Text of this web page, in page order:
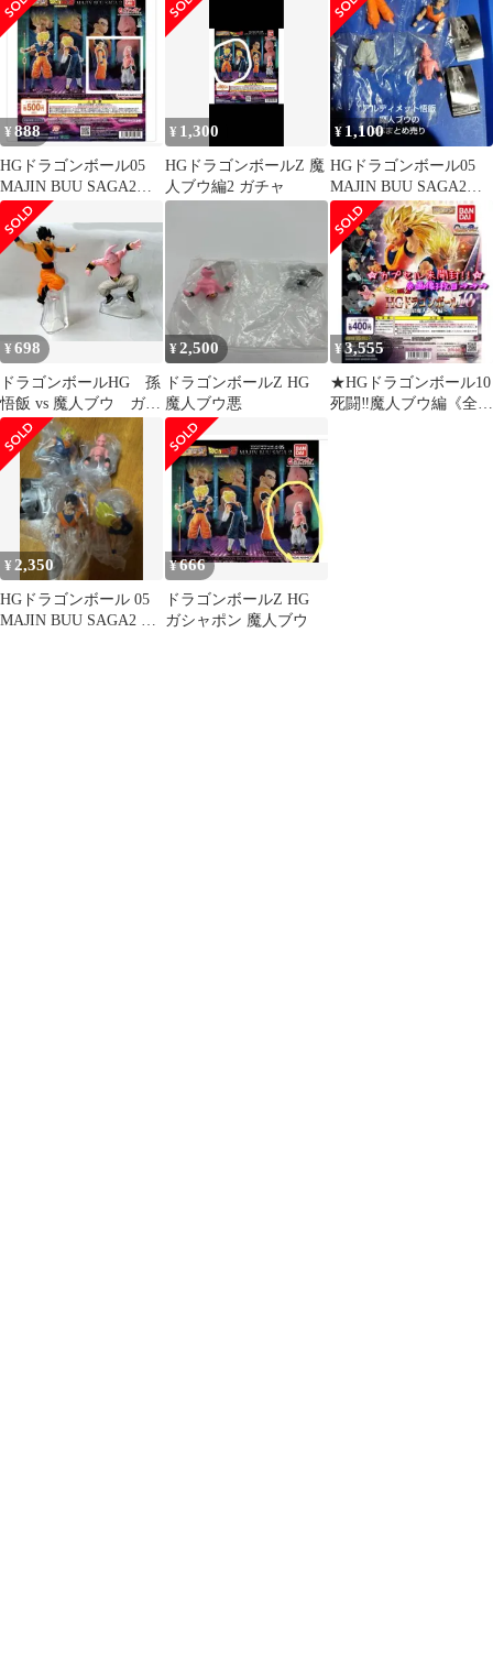
ギュア
¥ 888
HGドラゴンボール05
MAJIN BUU SAGA2ア
ルティメット悟飯魔人
ブウ
¥ 1,300
HGドラゴンボールZ 魔
人ブウ編2 ガチャ
¥ 1,100
HGドラゴンボール05
MAJIN BUU SAGA2ア
ルティメット悟飯魔人
ブウ
¥698
ドラゴンボールHG 孫
悟飯 vs 魔人ブウ ガシ
ャポン フィギュア
¥2,500
ドラゴンボールZ HG
魔人ブウ悪
¥3,555
★HGドラゴンボール10
死闘‼︎魔人ブウ編《全4
¥2,350
HGドラゴンボール 05
MAJIN BUU SAGA2 全
¥666
ドラゴンボールZ HG
ガシャポン 魔人ブウ